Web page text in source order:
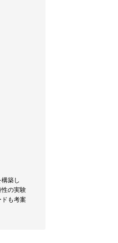
築し
性の実験
も考案